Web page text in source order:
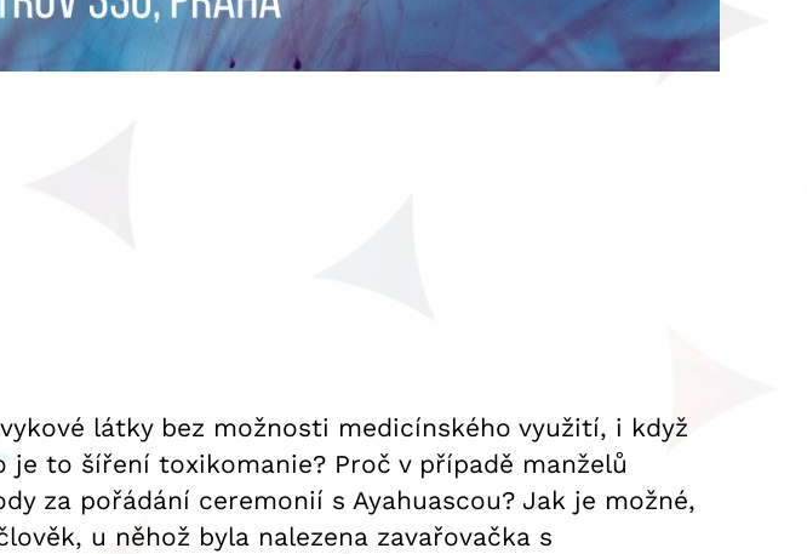
látky bez možnosti medicínského využití, i když
to šíření toxikomanie? Proč v případě manželů
za pořádání ceremonií s Ayahuascou? Jak je možné,
u něhož byla nalezena zavařovačka s